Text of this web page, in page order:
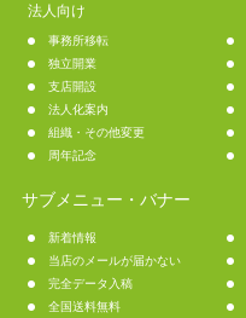
法人向け
事務所移転
独立開業
支店開設
法人化案内
組織・その他変更
周年記念
サブメニュー・バナー
新着情報
当店のメールが届かない
完全データ入稿
全国送料無料